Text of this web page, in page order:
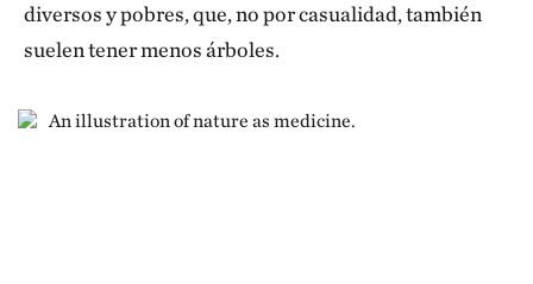
diversos y pobres, que, no por casualidad, también
suelen tener menos árboles.